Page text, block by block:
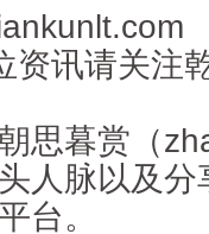
资讯请关注
思暮赏（
人脉以及
台。